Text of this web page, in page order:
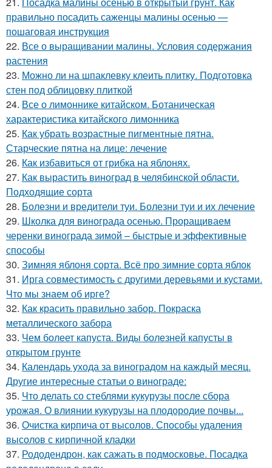
правильно посадить саженцы малины осенью —
пошаговая инструкция
22. Все о выращивании малины. Условия содержания
растения
23. Можно ли на шпаклевку клеить плитку. Подготовка
стен под облицовку плиткой
24. Все о лимоннике китайском. Ботаническая
характеристика китайского лимонника
25. Как убрать возрастные пигментные пятна.
Старческие пятна на лице: лечение
26. Как избавиться от грибка на яблонях.
27. Как вырастить виноград в челябинской области.
Подходящие сорта
28. Болезни и вредители туи. Болезни туи и их лечение
29. Школка для винограда осенью. Проращиваем
черенки винограда зимой – быстрые и эффективные
способы
30. Зимняя яблоня сорта. Всё про зимние сорта яблок
31. Ирга совместимость с другими деревьями и кустами.
Что мы знаем об ирге?
32. Как красить правильно забор. Покраска
металлического забора
33. Чем болеет капуста. Виды болезней капусты в
открытом грунте
34. Календарь ухода за виноградом на каждый месяц.
Другие интересные статьи о винограде:
35. Что делать со стеблями кукурузы после сбора
урожая. О влиянии кукурузы на плодородие почвы...
36. Очистка кирпича от высолов. Способы удаления
высолов с кирпичной кладки
37. Рододендрон, как сажать в подмосковье. Посадка